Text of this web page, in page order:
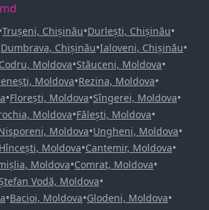
Trușeni, Chișinău•Durlești, Chișinău•
Dumbrava, Chișinău•Ialoveni, Chișinău•
Codru, Moldova•Stăuceni, Moldova•
Moldova•Rezina, Moldova•
•Florești, Moldova•Sîngerei, Moldova•
Moldova•Fălești, Moldova•
Moldova•Ungheni, Moldova•
Hîncești, Moldova•Cantemir, Moldova•
Moldova•Comrat, Moldova•
Ștefan Vodă, Moldova•
•Bacioi, Moldova•Glodeni, Moldova•